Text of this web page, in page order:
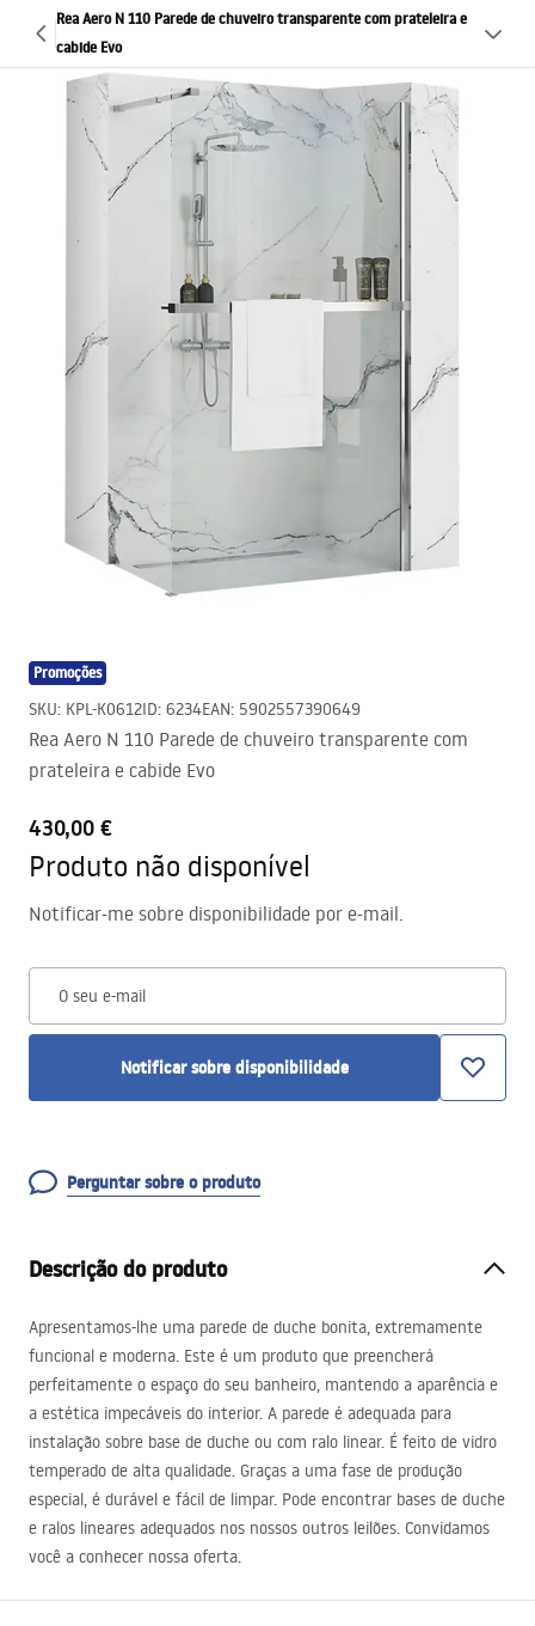
Rea Aero N 110 Parede de chuveiro transparente com prateleira e
cabide Evo
Promoções
SKU: KPL-K0612ID: 6234EAN: 5902557390649
Rea Aero N 110 Parede de chuveiro transparente com
prateleira e cabide Evo
430,00 €
Produto não disponível
Notificar-me sobre disponibilidade por e-mail.
O seu e-mail
Notificar sobre disponibilidade
Perguntar sobre o produto
Descrição do produto
Apresentamos-lhe uma parede de duche bonita, extremamente
funcional e moderna. Este é um produto que preencherá
perfeitamente o espaço do seu banheiro, mantendo a aparência e
a estética impecáveis ​​do interior. A parede é adequada para
instalação sobre base de duche ou com ralo linear. É feito de vidro
temperado de alta qualidade. Graças a uma fase de produção
especial, é durável e fácil de limpar. Pode encontrar bases de duche
e ralos lineares adequados nos nossos outros leilões. Convidamos
você a conhecer nossa oferta.